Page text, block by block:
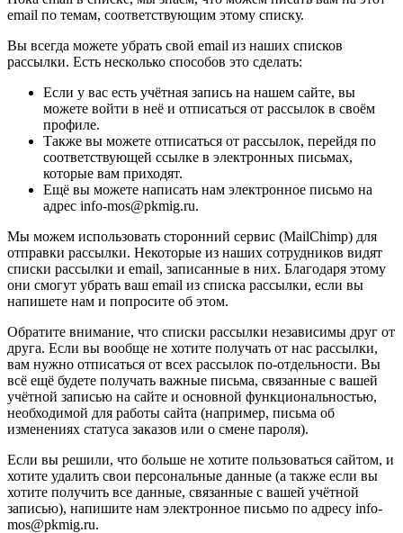
email по темам, соответствующим этому списку.
Вы всегда можете убрать свой email из наших списков
рассылки. Есть несколько способов это сделать:
Если у вас есть учётная запись на нашем сайте, вы
можете войти в неё и отписаться от рассылок в своём
профиле.
Также вы можете отписаться от рассылок, перейдя по
соответствующей ссылке в электронных письмах,
которые вам приходят.
Ещё вы можете написать нам электронное письмо на
адрес info-mos@pkmig.ru.
Мы можем использовать сторонний сервис (MailChimp) для
отправки рассылки. Некоторые из наших сотрудников видят
списки рассылки и email, записанные в них. Благодаря этому
они смогут убрать ваш email из списка рассылки, если вы
напишете нам и попросите об этом.
Обратите внимание, что списки рассылки независимы друг от
друга. Если вы вообще не хотите получать от нас рассылки,
вам нужно отписаться от всех рассылок по-отдельности. Вы
всё ещё будете получать важные письма, связанные с вашей
учётной записью на сайте и основной функциональностью,
необходимой для работы сайта (например, письма об
изменениях статуса заказов или о смене пароля).
Если вы решили, что больше не хотите пользоваться сайтом, и
хотите удалить свои персональные данные (а также если вы
хотите получить все данные, связанные с вашей учётной
записью), напишите нам электронное письмо по адресу info-
mos@pkmig.ru.